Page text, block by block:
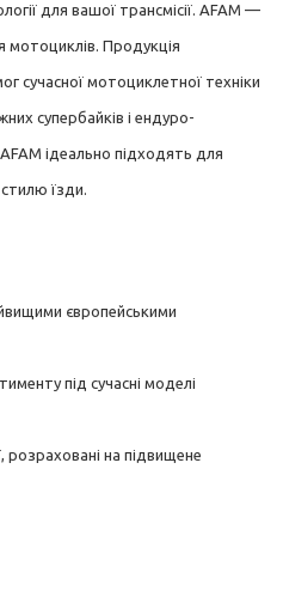
для вашої трансмісії. AFAM —
мотоциклів. Продукція
сучасної мотоциклетної техніки
супербайків і ендуро-
ідеально підходять для
їзди.
європейськими
під сучасні моделі
розраховані на підвищене